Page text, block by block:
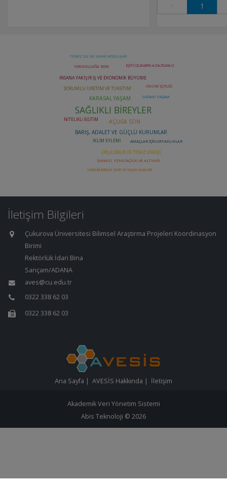
1
İletişim Bilgileri
Çukurova Üniversitesi Bilimsel Araştırma Projeleri Koordinasyon
Birimi
Rektörlük İdari Bina
Sarıçam/ADANA
aves@cu.edu.tr
0322 338 62 03
0322 338 62 03
Ana Sayfa | AVESİS Hakkında | İletişim
Akademik Veri Yönetim Sistemi
Abis Teknoloji © 2026